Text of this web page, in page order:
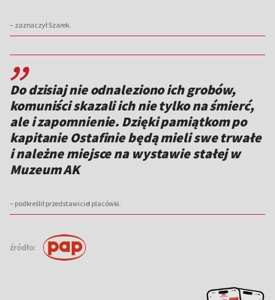
– zaznaczył Szarek.
,,
Do dzisiaj nie odnaleziono ich grobów,
komuniści skazali ich nie tylko na śmierć,
ale i zapomnienie. Dzięki pamiątkom po
kapitanie Ostafinie będą mieli swe trwałe
i należne miejsce na wystawie stałej w
Muzeum AK
– podkreślił przedstawiciel placówki.
źródło: